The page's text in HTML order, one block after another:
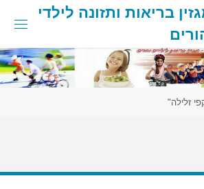
גזין בריאות ותזונה לילדי
ורים
זלילה"